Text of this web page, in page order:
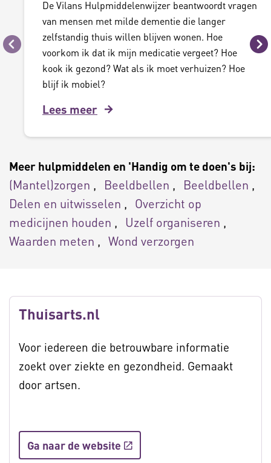
Vorige
De Vilans Hulpmiddelenwijzer beantwoordt vragen
van mensen met milde dementie die langer
zelfstandig thuis willen blijven wonen. Hoe
voorkom ik dat ik mijn medicatie vergeet? Hoe
kook ik gezond? Wat als ik moet verhuizen? Hoe
blijf ik mobiel?
Lees meer
Meer hulpmiddelen en 'Handig om te doen's bij:
(Mantel)zorgen Beeldbellen
Beeldbellen
Delen en uitwisselen
Overzicht op
medicijnen houden
Uzelf organiseren
Waarden meten
Wond verzorgen
Thuisarts.nl
Voor iedereen die betrouwbare informatie
zoekt over ziekte en gezondheid. Gemaakt
door artsen.
Ga naar de website